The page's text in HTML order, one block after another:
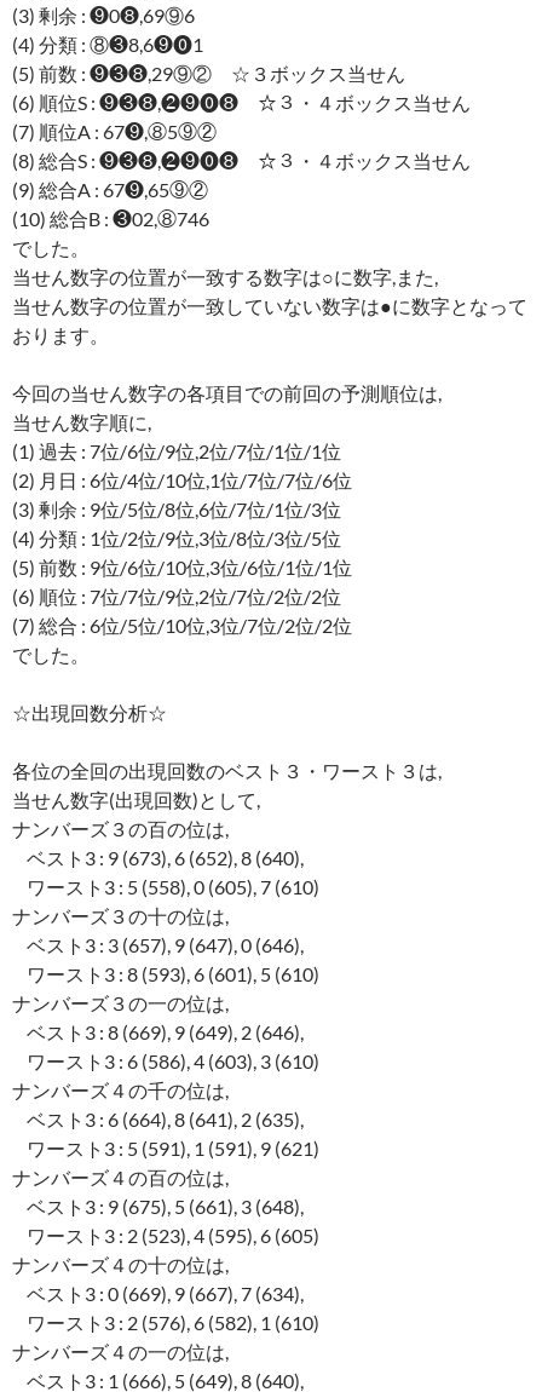
(3) 剰余 : ❾0❽,69⑨6
(4) 分類 : ⑧❸8,6❾⓿1
(5) 前数 : ❾❸❽,29⑨② ☆３ボックス当せん
(6) 順位S : ❾❸❽,❷❾⓿❽ ☆３・４ボックス当せん
(7) 順位A : 67❾,⑧5⑨②
(8) 総合S : ❾❸❽,❷❾⓿❽ ☆３・４ボックス当せん
(9) 総合A : 67❾,65⑨②
(10) 総合B : ❸02,⑧746
でした。
当せん数字の位置が一致する数字は○に数字,また,
当せん数字の位置が一致していない数字は●に数字となって
おります。
今回の当せん数字の各項目での前回の予測順位は,
当せん数字順に,
(1) 過去 : 7位/6位/9位,2位/7位/1位/1位
(2) 月日 : 6位/4位/10位,1位/7位/7位/6位
(3) 剰余 : 9位/5位/8位,6位/7位/1位/3位
(4) 分類 : 1位/2位/9位,3位/8位/3位/5位
(5) 前数 : 9位/6位/10位,3位/6位/1位/1位
(6) 順位 : 7位/7位/9位,2位/7位/2位/2位
(7) 総合 : 6位/5位/10位,3位/7位/2位/2位
でした。
☆出現回数分析☆
各位の全回の出現回数のベスト３・ワースト３は,
当せん数字(出現回数)として,
ナンバーズ３の百の位は,
ベスト3 : 9 (673), 6 (652), 8 (640),
ワースト3 : 5 (558), 0 (605), 7 (610)
ナンバーズ３の十の位は,
ベスト3 : 3 (657), 9 (647), 0 (646),
ワースト3 : 8 (593), 6 (601), 5 (610)
ナンバーズ３の一の位は,
ベスト3 : 8 (669), 9 (649), 2 (646),
ワースト3 : 6 (586), 4 (603), 3 (610)
ナンバーズ４の千の位は,
ベスト3 : 6 (664), 8 (641), 2 (635),
ワースト3 : 5 (591), 1 (591), 9 (621)
ナンバーズ４の百の位は,
ベスト3 : 9 (675), 5 (661), 3 (648),
ワースト3 : 2 (523), 4 (595), 6 (605)
ナンバーズ４の十の位は,
ベスト3 : 0 (669), 9 (667), 7 (634),
ワースト3 : 2 (576), 6 (582), 1 (610)
ナンバーズ４の一の位は,
ベスト3 : 1 (666), 5 (649), 8 (640),